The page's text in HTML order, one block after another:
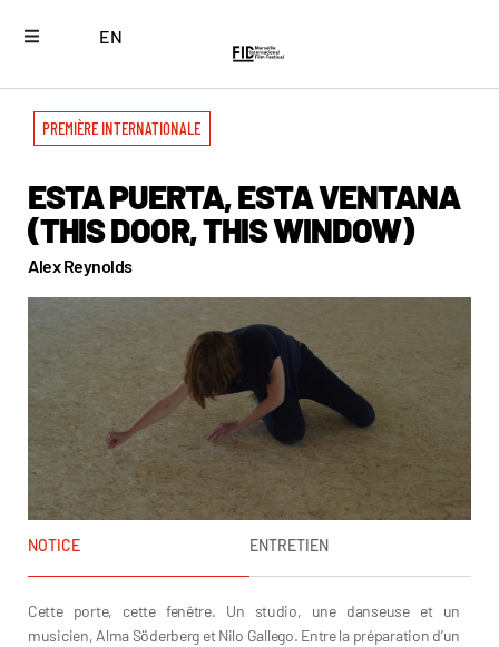
EN
PREMIÈRE INTERNATIONALE
ESTA PUERTA, ESTA VENTANA
(THIS DOOR, THIS WINDOW)
Alex Reynolds
NOTICE ENTRETIEN
Cette porte, cette fenêtre. Un studio, une danseuse et un
musicien, Alma Söderberg et Nilo Gallego. Entre la préparation d’un